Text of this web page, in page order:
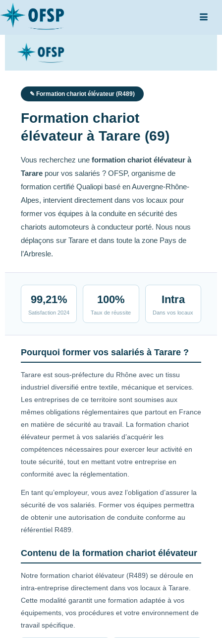
✎ Formation chariot élévateur (R489)
Formation chariot
élévateur à Tarare (69)
Vous recherchez une formation chariot élévateur à
Tarare pour vos salariés ? OFSP, organisme de
formation certifié Qualiopi basé en Auvergne-Rhône-
Alpes, intervient directement dans vos locaux pour
former vos équipes à la conduite en sécurité des
chariots automoteurs à conducteur porté. Nous nous
déplaçons sur Tarare et dans toute la zone Pays de
l’Arbresle.
99,21%
Satisfaction 2024
100%
Taux de réussite
Intra
Dans vos locaux
Pourquoi former vos salariés à Tarare ?
Tarare est sous-préfecture du Rhône avec un tissu
industriel diversifié entre textile, mécanique et services.
Les entreprises de ce territoire sont soumises aux
mêmes obligations réglementaires que partout en France
en matière de sécurité au travail. La formation chariot
élévateur permet à vos salariés d’acquérir les
compétences nécessaires pour exercer leur activité en
toute sécurité, tout en mettant votre entreprise en
conformité avec la réglementation.
En tant qu’employeur, vous avez l’obligation d’assurer la
sécurité de vos salariés. Former vos équipes permettra
de obtenir une autorisation de conduite conforme au
référentiel R489.
Contenu de la formation chariot élévateur
Notre formation chariot élévateur (R489) se déroule en
intra-entreprise directement dans vos locaux à Tarare.
Cette modalité garantit une formation adaptée à vos
équipements, vos procédures et votre environnement de
travail spécifique.